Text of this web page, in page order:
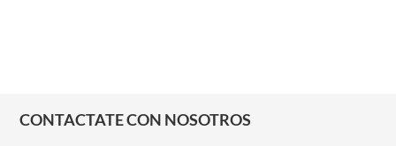
CONTACTATE CON NOSOTROS